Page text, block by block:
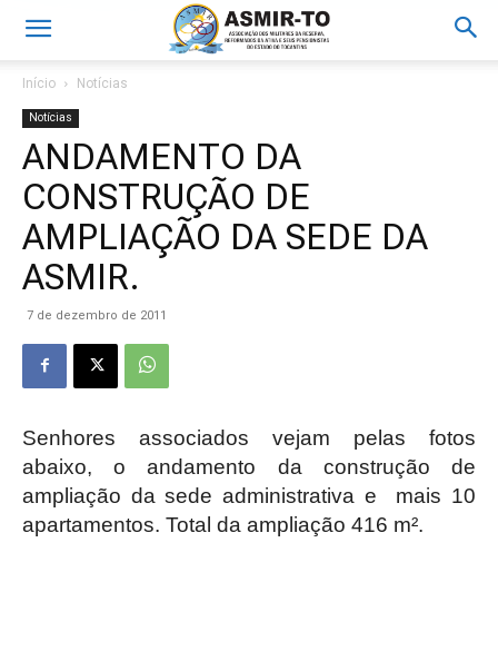
Início Notícias
Notícias
ANDAMENTO DA
CONSTRUÇÃO DE
AMPLIAÇÃO DA SEDE DA
ASMIR.
7 de dezembro de 2011
Senhores associados vejam pelas fotos
abaixo, o andamento da construção de
ampliação da sede administrativa e mais 10
apartamentos. Total da ampliação 416 m².